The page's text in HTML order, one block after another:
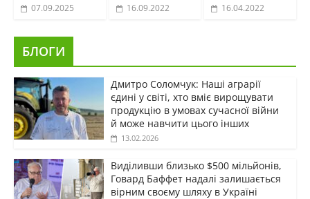
07.09.2025 16.09.2022 16.04.2022
БЛОГИ
Дмитро Соломчук: Наші аграрії
єдині у світі, хто вміє вирощувати
продукцію в умовах сучасної війни
й може навчити цього інших
13.02.2026
Виділивши близько $500 мільйонів,
Говард Баффет надалі залишається
вірним своєму шляху в Україні